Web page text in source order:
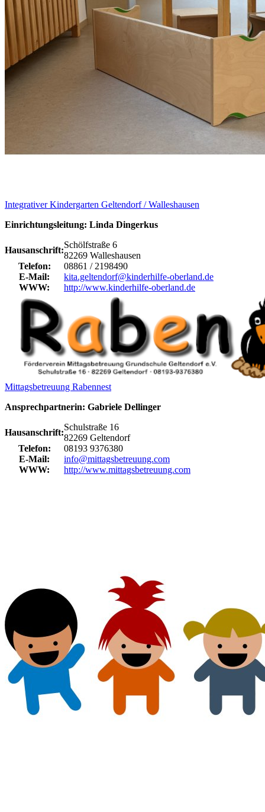
Integrativer Kindergarten Geltendorf / Walleshausen
Einrichtungsleitung: Linda Dingerkus
Hausanschrift:
Schölfstraße 6
82269 Walleshausen
Telefon:
08861 / 2198490
E-Mail:
kita.geltendorf@kinderhilfe-oberland.de
WWW:
http://www.kinderhilfe-oberland.de
Mittagsbetreuung Rabennest
Ansprechpartnerin: Gabriele Dellinger
Hausanschrift:
Schulstraße 16
82269 Geltendorf
Telefon:
08193 9376380
E-Mail:
info@mittagsbetreuung.com
WWW:
http://www.mittagsbetreuung.com